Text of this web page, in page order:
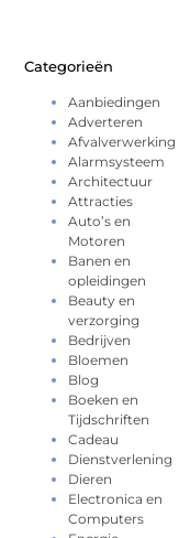
Categorieën
Aanbiedingen
Adverteren
Afvalverwerking
Alarmsysteem
Architectuur
Attracties
Auto’s en
Motoren
Banen en
opleidingen
Beauty en
verzorging
Bedrijven
Bloemen
Blog
Boeken en
Tijdschriften
Cadeau
Dienstverlening
Dieren
Electronica en
Computers